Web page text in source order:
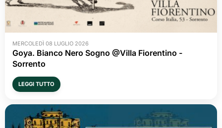
MERCOLEDÌ 08 LUGLIO 2026
Goya. Bianco Nero Sogno @Villa Fiorentino -
Sorrento
LEGGI TUTTO